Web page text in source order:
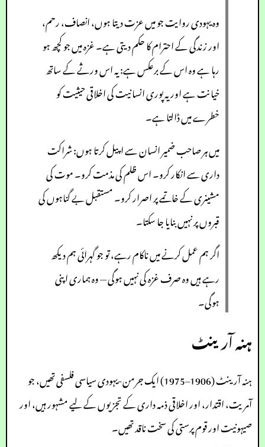
وہ یہودی روایت جو میں عزت دیتا ہوں، انصاف، رحم،
اور زندگی کے احترام کا حکم دیتی ہے۔ غزہ میں جو کچھ ہو
رہا ہے وہ اس کے برعکس ہے: یہ اس ورثے کے ساتھ
خیانت ہے اور یہ پوری انسانیت کی اخلاقی حیثیت کو
خطرے میں ڈالتا ہے۔
میں ہر صاحب ضمیر انسان سے اپیل کرتا ہوں: شراکت
داری سے انکار کرو۔ اس ظلم کی مذمت کرو۔ موت کی
مشینری کے خاتمے پر اصرار کرو۔ مستقبل بے گناہوں کی
قبروں پر نہیں بنایا جا سکتا۔
اگر ہم عمل کرنے میں ناکام رہے، تو جو گہرائی ہم دیکھ
رہے ہیں وہ صرف غزہ کی نہیں ہوگی — وہ ہماری اپنی
ہوگی۔
ہنہ آرینٹ
ہنہ آرینٹ (1906–1975) ایک جرمن-یہودی سیاسی فلسفی تھیں، جو
آمریت، اقتدار، اور اخلاقی ذمہ داری کے تجزیوں کے لیے مشہور ہیں، اور
صیہونیت اور قوم پرستی کی سخت ناقد تھیں۔